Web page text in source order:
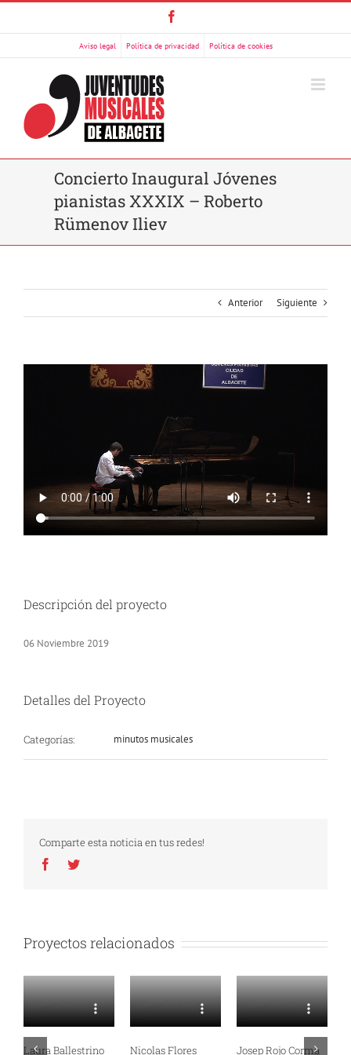
Saltar
contenido
Aviso legal Política de privacidad Política de cookies
Concierto Inaugural Jóvenes
pianistas XXXIX – Roberto
Rümenov Iliev
Anterior Siguiente
Descripción del proyecto
06 Noviembre 2019
Detalles del Proyecto
Categorías: minutos musicales
Comparte esta noticia en tus redes!
FacebookTwitter
Proyectos relacionados
Laura Ballestrino Nicolas Flores Josep Rojo Corma